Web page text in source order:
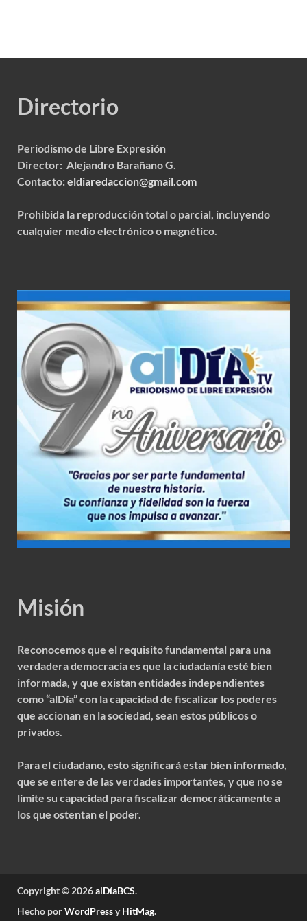
Directorio
Periodismo de Libre Expresión
Director: Alejandro Barañano G.
Contacto:eldiaredaccion@gmail.com
Prohibida la reproducción total o parcial, incluyendo
cualquier medio electrónico o magnético.
Misión
Reconocemos que el requisito fundamental para una
verdadera democracia es que la ciudadanía esté bien
informada, y que existan entidades independientes
como “alDía” con la capacidad de fiscalizar los poderes
que accionan en la sociedad, sean estos públicos o
privados.
Para el ciudadano, esto significará estar bien informado,
que se entere de las verdades importantes, y que no se
limite su capacidad para fiscalizar democráticamente a
los que ostentan el poder.
Copyright © 2026alDíaBCS.
Hecho porWordPressyHitMag.